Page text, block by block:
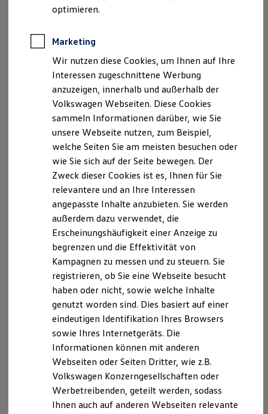
Räder & Reifen Service
Ersatzfahrzeuge
Software, Konnektivität & Apps
California App
VW Connect für Ihren ID. Buzz
VW Connect für Ihren Transporter/Caravelle
VW Connect für Ihren Amarok
VW Connect für andere Modelle
Connect Pro
Fleet Interface Data
Multistop Pathfinder
Übersicht Software Updates
Hilfreiches für Besitzer
Fahrerassistenz- und Sicherheitssysteme
Kontrollleuchten
Kurzfahrprofile und Ölverdünnung
XTL-Dieselkraftstoff
Ersatzteile und Betriebsflüssigkeiten
Original Zubehör und Lifestyle Produkte
myVolkswagen
myVolkswagen Business
Elektrisch & Autonom
Elektro - & Hybridfahrzeuge
Unser Ansatz
Klimafreundlicher Strom
Reichweite & Ladelösungen
Reichweitensimulator
Ladezeitensimulator
Ladelösungen für Privatkunden
Ladelösungen für Gewerbekunden
Wallbox und Ladekabel
Förderung & Kosten der Elektrofahrzeuge
Fördermöglichkeiten für Privatkunden
Fördermöglichkeiten für Gewerbekunden
optimieren.
Marketing
Wir nutzen diese Cookies, um Ihnen auf Ihre
Interessen zugeschnittene Werbung
anzuzeigen, innerhalb und außerhalb der
Volkswagen Webseiten. Diese Cookies
sammeln Informationen darüber, wie Sie
unsere Webseite nutzen, zum Beispiel,
welche Seiten Sie am meisten besuchen oder
wie Sie sich auf der Seite bewegen. Der
Zweck dieser Cookies ist es, Ihnen für Sie
relevantere und an Ihre Interessen
angepasste Inhalte anzubieten. Sie werden
außerdem dazu verwendet, die
Erscheinungshäufigkeit einer Anzeige zu
begrenzen und die Effektivität von
Kampagnen zu messen und zu steuern. Sie
registrieren, ob Sie eine Webseite besucht
haben oder nicht, sowie welche Inhalte
genutzt worden sind. Dies basiert auf einer
eindeutigen Identifikation Ihres Browsers
sowie Ihres Internetgeräts. Die
Informationen können mit anderen
Webseiten oder Seiten Dritter, wie z.B.
Volkswagen Konzerngesellschaften oder
Werbetreibenden, geteilt werden, sodass
Ihnen auch auf anderen Webseiten relevante